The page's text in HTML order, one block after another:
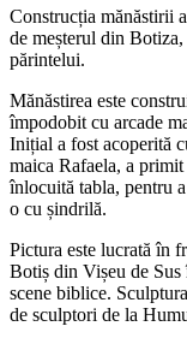
Construcția mănăstirii
de meșterul din
părintelui.
Mănăstirea este
împodobit cu arcade
Inițial a fost acoperită
maica Rafaela, a
înlocuită tabla, pentru
o cu șindrilă.
Pictura este lucrată în
Botiș din Vișeu de
scene biblice.
de sculptori de la